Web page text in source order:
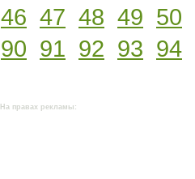
46 47 48 49 50
90 91 92 93 94
На правах рекламы: